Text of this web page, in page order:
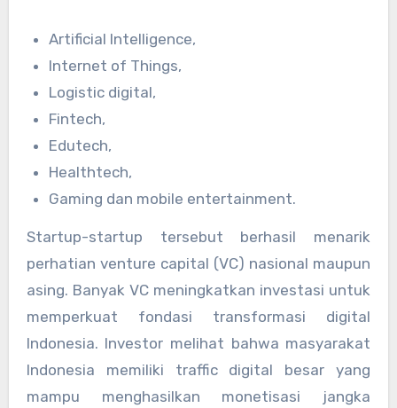
Artificial Intelligence,
Internet of Things,
Logistic digital,
Fintech,
Edutech,
Healthtech,
Gaming dan mobile entertainment.
Startup-startup tersebut berhasil menarik
perhatian venture capital (VC) nasional maupun
asing. Banyak VC meningkatkan investasi untuk
memperkuat fondasi transformasi digital
Indonesia. Investor melihat bahwa masyarakat
Indonesia memiliki traffic digital besar yang
mampu menghasilkan monetisasi jangka